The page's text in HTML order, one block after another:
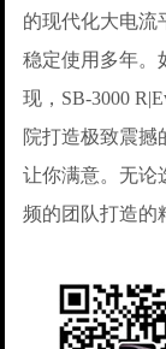
的现代化大电流
稳定使用多年。
现，SB-3000
院打造极致震撼
让你满意。无论
频的团队打造的